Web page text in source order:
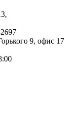
9, офис 17